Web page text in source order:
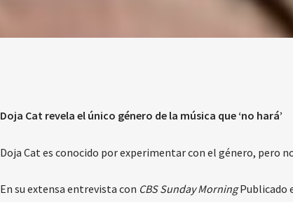
Doja Cat revela el único género de la música que ‘no hará’
Doja Cat es conocido por experimentar con el género, pero
En su extensa entrevista con CBS Sunday MorningPublicado